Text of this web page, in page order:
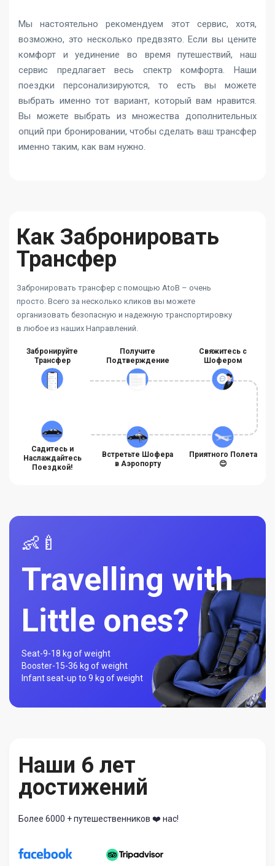
Мы настоятельно рекомендуем этот сервис, хотя,
возможно, это несколько предвзято. Если вы цените
комфорт и уединение во время путешествий, наш
сервис предлагает весь спектр комфорта. Наши
поездки персонализируются, то есть вы можете
выбрать именно тот вариант, который вам нравится.
Вы можете выбрать из множества дополнительных
опций при бронировании, чтобы сделать ваш трансфер
именно таким, как вам нужно.
Как Забронировать
Трансфер
Забронировать трансфер с помощью AtoB – очень
просто. Всего за несколько кликов вы можете
организовать безопасную и надежную транспортировку
в любое из наших Направлений.
Забронируйте
Трансфер
Получите
Подтверждение
Свяжитесь с
Шофером
Садитесь и
Наслаждайтесь
Поездкой!
Встретьте Шофера
в Аэропорту
Приятного Полета
😊
👶🍼
Travelling with
Little ones?
Seat-9-18 kg of weight
Booster-15-36 kg of weight
Infant seat-up to 9 kg of weight
Наши 6 лет
достижений
Более 6000 + путешественников ❤️ нас!